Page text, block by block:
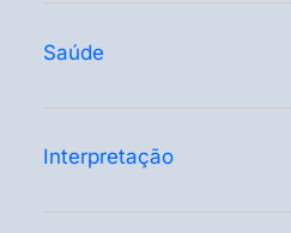
Saúde
Interpretação